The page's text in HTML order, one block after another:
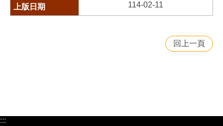
114-02-11
回上一頁
:::